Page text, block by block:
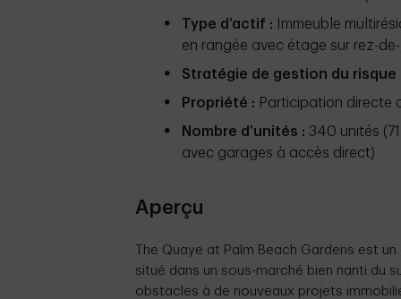
Type d’actif : Immeuble
en rangée avec étage sur rez-
Stratégie de gestion du risque
Propriété : Participation directe
Nombre d’unités :340 unités
avec garages à accès direct)
Aperçu
The Quaye at Palm Beach Gardens est
situé dans un sous-marché bien nanti du
obstacles à de nouveaux projets